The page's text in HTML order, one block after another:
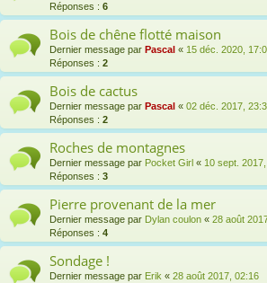
Réponses : 6
Bois de chêne flotté maison
Dernier message par Pascal « 15 déc. 2020,
Réponses : 2
Bois de cactus
Dernier message par Pascal « 02 déc. 2017,
Réponses : 2
Roches de montagnes
Dernier message par Pocket Girl « 10 sept.
Réponses : 3
Pierre provenant de la mer
Dernier message par Dylan coulon « 28 août
Réponses : 4
Sondage !
Dernier message par Erik « 28 août 2017, 02:16